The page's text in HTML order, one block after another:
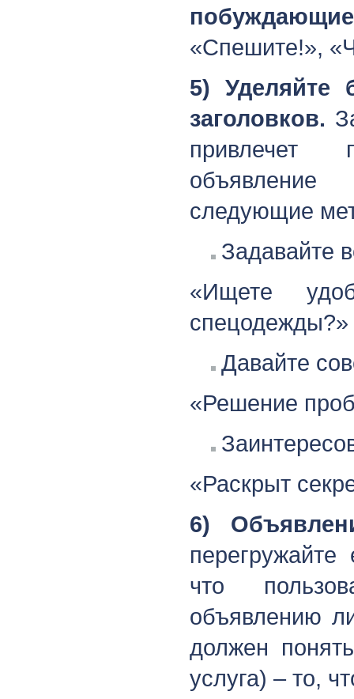
«Спешите!»,
5) Уделяйте
заголовков.
привлечет
следующие
Задавайте
«Ищете
Давайте
«Решение
«Раскрыт
6)
что
объявлению
должен
услуга) – то,